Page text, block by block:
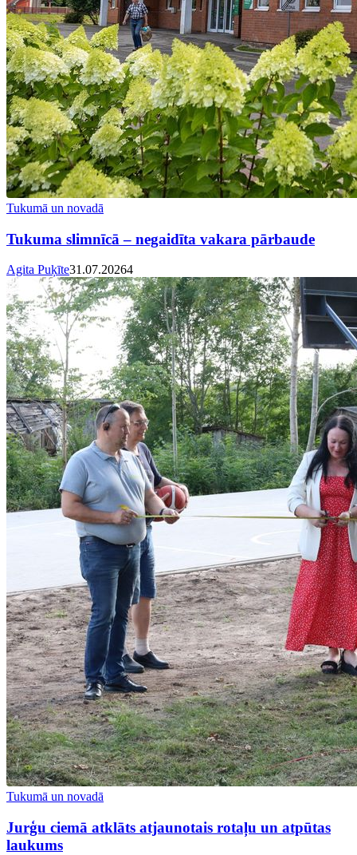
Tukumā un novadā
Tukuma slimnīcā – negaidīta vakara pārbaude
Agita Puķīte31.07.20264
Tukumā un novadā
Jurģu ciemā atklāts atjaunotais rotaļu un atpūtas
laukums